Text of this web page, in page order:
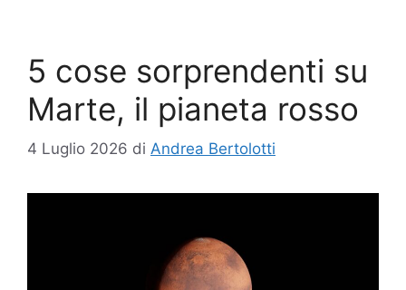
5 cose sorprendenti su
Marte, il pianeta rosso
4 Luglio 2026 di Andrea Bertolotti